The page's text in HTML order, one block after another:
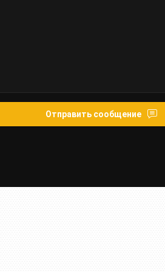
Отправить сообщение